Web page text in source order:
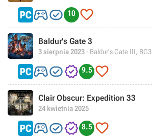
 10 
Baldur's Gate 3
3 sierpnia 2023- Baldur's Gate III, BG3
 9.5 
Clair Obscur: Expedition 33
24 kwietnia 2025
 8.5 